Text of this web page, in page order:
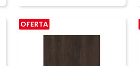
OFERTA